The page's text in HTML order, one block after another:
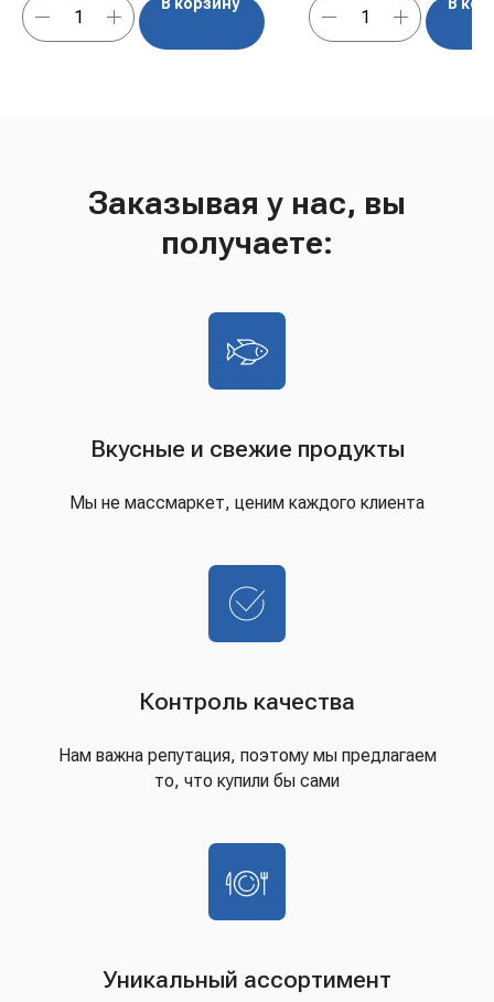
Заказывая у нас, вы
получаете:
Вкусные и свежие продукты
Мы не массмаркет, ценим каждого клиента
Контроль качества
Нам важна репутация, поэтому мы предлагаем
то, что купили бы сами
Уникальный ассортимент